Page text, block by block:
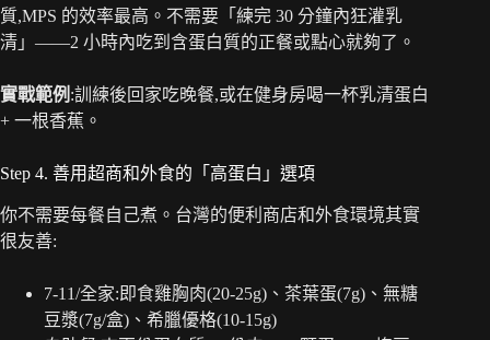
質,MPS 的效率最高。不需要「練完 30 分鐘內狂灌乳
清」——2 小時內吃到含蛋白質的正餐或點心就夠了。
實戰範例 :訓練後回家吃晚餐,或在健身房喝一杯乳清蛋白
+ 一根香蕉。
Step 4. 善用超商和外食的「高蛋白」選項
你不需要每餐自己煮。台灣的便利商店和外食環境其實
很友善:
7-11/全家:即食雞胸肉(20-25g)、茶葉蛋(7g)、無糖
豆漿(7g/盒)、希臘優格(10-15g)